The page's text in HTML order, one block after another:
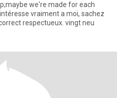
we're made for each
vraiment a moi, sachez
respectueux. vingt neu